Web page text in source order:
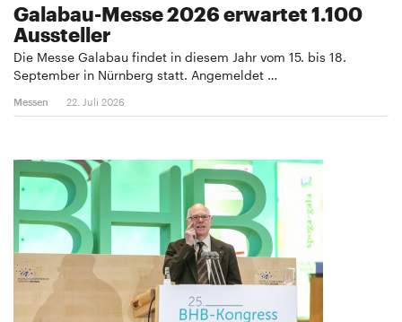
Galabau-Messe 2026 erwartet 1.100
Aussteller
Die Messe Galabau findet in diesem Jahr vom 15. bis 18.
September in Nürnberg statt. Angemeldet …
Messen 22. Juli 2026